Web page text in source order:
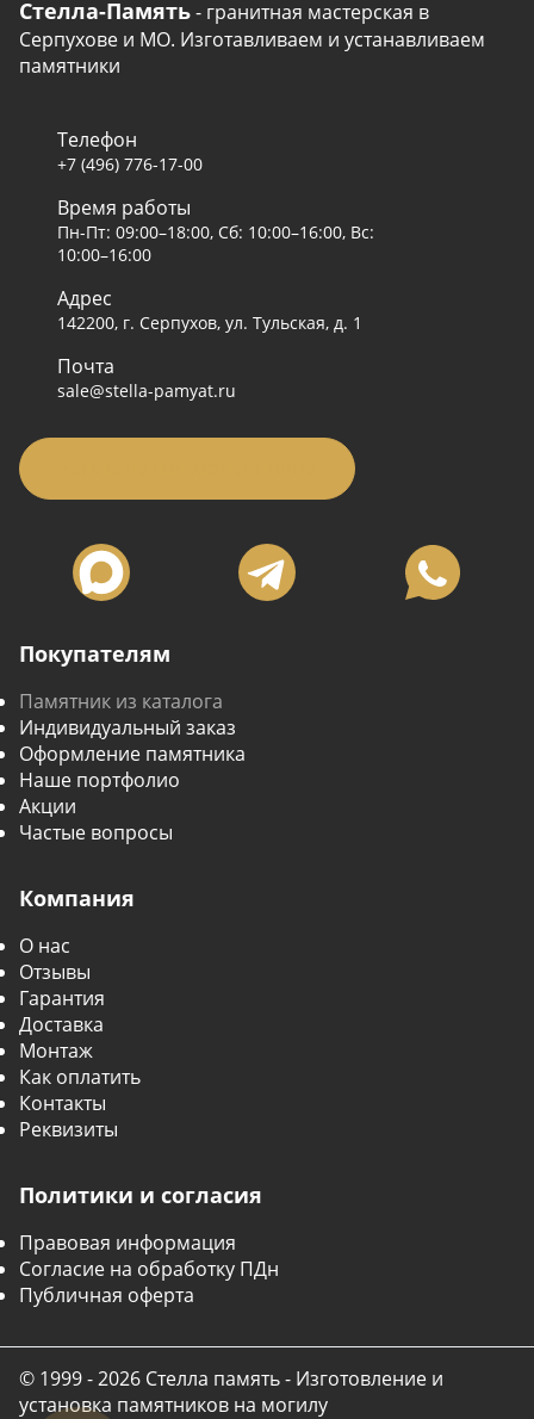
Стелла-Память- гранитная мастерская в
Серпухове и МО. Изготавливаем и устанавливаем
памятники
Покупателям
Памятник из каталога
Индивидуальный заказ
Оформление памятника
Наше портфолио
Акции
Частые вопросы
Компания
О нас
Отзывы
Гарантия
Доставка
Монтаж
Как оплатить
Контакты
Реквизиты
Политики и согласия
Правовая информация
Согласие на обработку ПДн
Публичная оферта
Телефон
+7 (496) 776-17-00
Время работы
Пн-Пт: 09:00–18:00, Сб: 10:00–16:00, Вс:
10:00–16:00
Адрес
142200, г. Серпухов, ул. Тульская, д. 1
Почта
sale@stella-pamyat.ru
© 1999 - 2026 Стелла память - Изготовление и
установка памятников на могилу